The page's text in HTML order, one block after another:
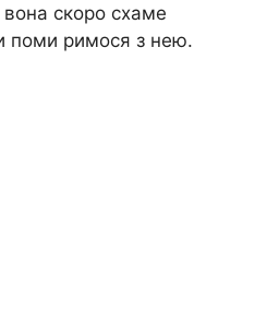
скоро схаме
поми римося з нею.